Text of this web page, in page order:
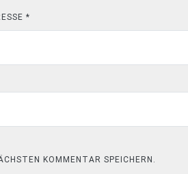
*
KOMMENTAR SPEICHERN.